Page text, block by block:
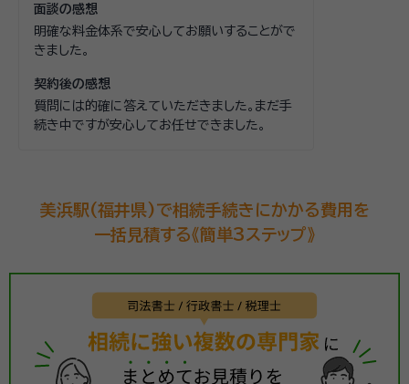
面談の感想
明確な料金体系で安心してお願いすることがで
きました。
契約後の感想
質問には的確に答えていただきました。まだ手
続き中ですが安心してお任せできました。
美浜駅(福井県)で相続手続きにかかる費用を
一括見積する《簡単3ステップ》